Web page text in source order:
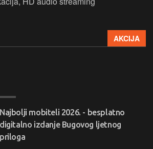
AKCIJA
Najbolji mobiteli 2026. - besplatno
digitalno izdanje Bugovog ljetnog
priloga